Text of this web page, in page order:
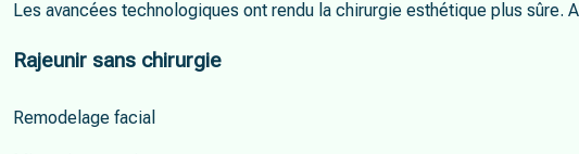
Les avancées technologiques ont rendu la chirurgie esthétique plus
Rajeunir sans chirurgie
Remodelage facial